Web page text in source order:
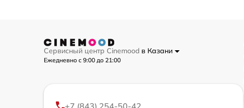
Сервисный центр Cinemood в Казани
Ежедневно с 9:00 до 21:00
+7 (843) 254-50-42